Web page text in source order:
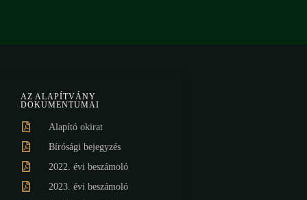
AZ ALAPÍTVÁNY
DOKUMENTUMAI
Alapító okirat
Bírósági bejegyzés
2022. évi beszámoló
2023. évi beszámoló